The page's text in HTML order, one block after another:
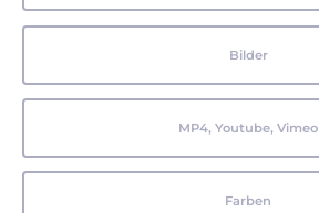
Bilder
MP4, Youtube, Vimeo
Farben